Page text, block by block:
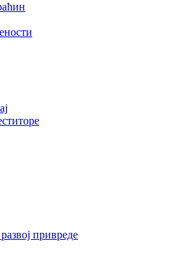
привреде